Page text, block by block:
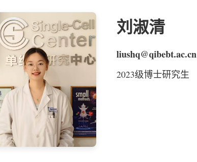
刘淑清
liushq@qibebt.ac.cn
2023级博士研究生